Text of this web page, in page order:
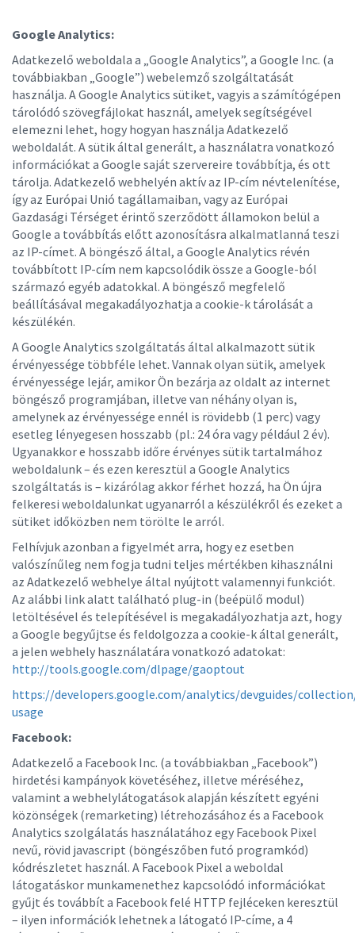
Google Analytics:
Adatkezelő weboldala a „Google Analytics”, a Google Inc. (a
továbbiakban „Google”) webelemző szolgáltatását
használja. A Google Analytics sütiket, vagyis a számítógépen
tárolódó szövegfájlokat használ, amelyek segítségével
elemezni lehet, hogy hogyan használja Adatkezelő
weboldalát. A sütik által generált, a használatra vonatkozó
információkat a Google saját szervereire továbbítja, és ott
tárolja. Adatkezelő webhelyén aktív az IP-cím névtelenítése,
így az Európai Unió tagállamaiban, vagy az Európai
Gazdasági Térséget érintő szerződött államokon belül a
Google a továbbítás előtt azonosításra alkalmatlanná teszi
az IP-címet. A böngésző által, a Google Analytics révén
továbbított IP-cím nem kapcsolódik össze a Google-ból
származó egyéb adatokkal. A böngésző megfelelő
beállításával megakadályozhatja a cookie-k tárolását a
készülékén.
A Google Analytics szolgáltatás által alkalmazott sütik
érvényessége többféle lehet. Vannak olyan sütik, amelyek
érvényessége lejár, amikor Ön bezárja az oldalt az internet
böngésző programjában, illetve van néhány olyan is,
amelynek az érvényessége ennél is rövidebb (1 perc) vagy
esetleg lényegesen hosszabb (pl.: 24 óra vagy például 2 év).
Ugyanakkor e hosszabb időre érvényes sütik tartalmához
weboldalunk – és ezen keresztül a Google Analytics
szolgáltatás is – kizárólag akkor férhet hozzá, ha Ön újra
felkeresi weboldalunkat ugyanarról a készülékről és ezeket a
sütiket időközben nem törölte le arról.
Felhívjuk azonban a figyelmét arra, hogy ez esetben
valószínűleg nem fogja tudni teljes mértékben kihasználni
az Adatkezelő webhelye által nyújtott valamennyi funkciót.
Az alábbi link alatt található plug-in (beépülő modul)
letöltésével és telepítésével is megakadályozhatja azt, hogy
a Google begyűjtse és feldolgozza a cookie-k által generált,
a jelen webhely használatára vonatkozó adatokat:
http://tools.google.com/dlpage/gaoptout
https://developers.google.com/analytics/devguides/
usage
Facebook:
Adatkezelő a Facebook Inc. (a továbbiakban „Facebook”)
hirdetési kampányok követéséhez, illetve méréséhez,
valamint a webhelylátogatások alapján készített egyéni
közönségek (remarketing) létrehozásához és a Facebook
Analytics szolgálatás használatához egy Facebook Pixel
nevű, rövid javascript (böngészőben futó programkód)
kódrészletet használ. A Facebook Pixel a weboldal
látogatáskor munkamenethez kapcsolódó információkat
gyűjt és továbbít a Facebook felé HTTP fejléceken keresztül
– ilyen információk lehetnek a látogató IP-címe, a 4